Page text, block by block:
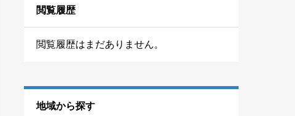
閲覧履歴
閲覧履歴はまだありません。
地域から探す